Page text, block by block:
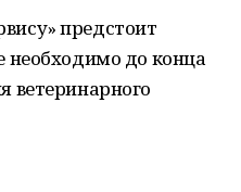
предстоит
необходимо до конца
ветеринарного